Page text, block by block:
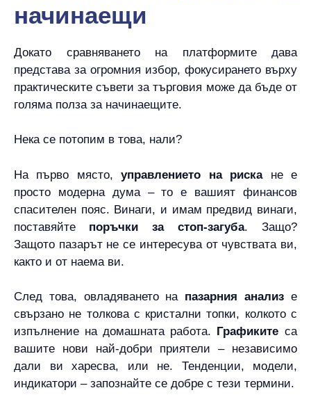
начинаещи
Докато сравняването на платформите дава
представа за огромния избор, фокусирането върху
практическите съвети за търговия може да бъде от
голяма полза за начинаещите.
Нека се потопим в това, нали?
На първо място, управлението на рискане е
просто модерна дума – то е вашият финансов
спасителен пояс. Винаги, и имам предвид винаги,
поставяйте поръчки за стоп-загуба. Защо?
Защото пазарът не се интересува от чувствата ви,
както и от наема ви.
След това, овладяването на пазарния анализ е
свързано не толкова с кристални топки, колкото с
изпълнение на домашната работа. Графиките са
вашите нови най-добри приятели – независимо
дали ви харесва, или не. Тенденции, модели,
индикатори – запознайте се добре с тези термини.